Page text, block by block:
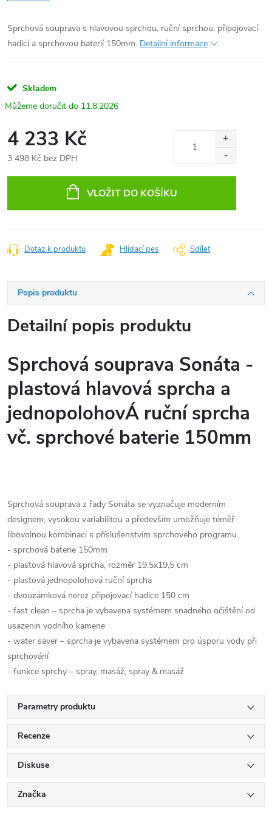
Sprchová souprava s hlavovou sprchou, ruční sprchou, připojovací
hadicí a sprchovou baterií 150mm. Detailní informace
Skladem
11.8.2026
4 233 Kč
3 498 Kč bez DPH
VLOŽIT DO KOŠÍKU
Dotaz k produktu Hlídací pes Sdílet
Popis produktu
Detailní popis produktu
Sprchová souprava Sonáta -
plastová hlavová sprcha a
jednopolohovÁ ruční sprcha
vč. sprchové baterie 150mm
Sprchová souprava z řady Sonáta se vyznačuje moderním
designem, vysokou variabilitou a především umožňuje téměř
libovolnou kombinaci s příslušenstvím sprchového programu.
- sprchová baterie 150mm
- plastová hlavová sprcha, rozměr 19,5x19,5 cm
- plastová jednopolohová ruční sprcha
- dvouzámková nerez připojovací hadice 150 cm
- fast clean – sprcha je vybavena systémem snadného očištění od
usazenin vodního kamene
- water saver – sprcha je vybavena systémem pro úsporu vody při
sprchování
- funkce sprchy – spray, masáž, spray & masáž
Parametry produktu
Recenze
Diskuse
Značka